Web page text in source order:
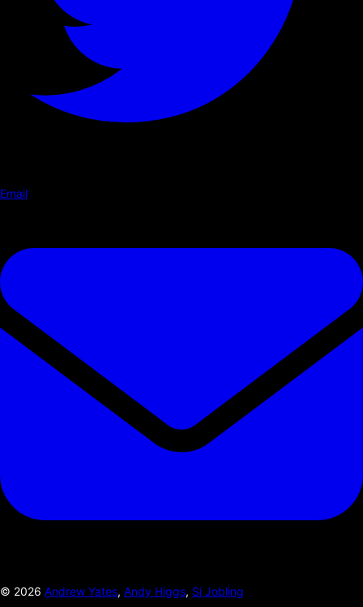
Email
© 2026 Andrew Yates, Andy Higgs, Si Jobling